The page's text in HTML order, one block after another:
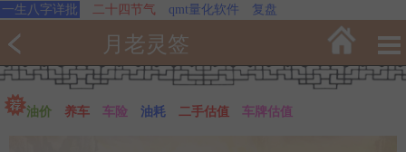
一生八字详批 二十四节气 qmt量化软件 复盘
月老灵签
油价 养车 车险 油耗 二手估值 车牌估值